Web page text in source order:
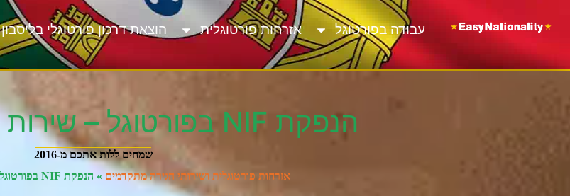
עבודה בפורטוגל אזרחות פורטוגלית הוצאת דרכון פורטוגלי בליסבון
הנפקת NIF בפורטוגל – שירות מקיף לכל צורך
שמחים ללות אתכם מ-2016
אזרחות פורטוגלית ושירותי הגירה מתקדמים » הנפקת NIF בפורטוגל – שירות מקיף לכל צורך